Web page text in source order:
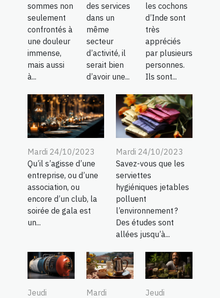
sommes non
seulement
confrontés à
une douleur
immense,
mais aussi
à...
des services
dans un
même
secteur
d’activité, il
serait bien
d’avoir une...
les cochons
d’Inde sont
très
appréciés
par plusieurs
personnes.
Ils sont...
Mardi 24/10/2023
Qu’il s’agisse d’une
entreprise, ou d’une
association, ou
encore d’un club, la
soirée de gala est
un...
Mardi 24/10/2023
Savez-vous que les
serviettes
hygiéniques jetables
polluent
l’environnement ?
Des études sont
allées jusqu’à...
Jeudi
Mardi
Jeudi